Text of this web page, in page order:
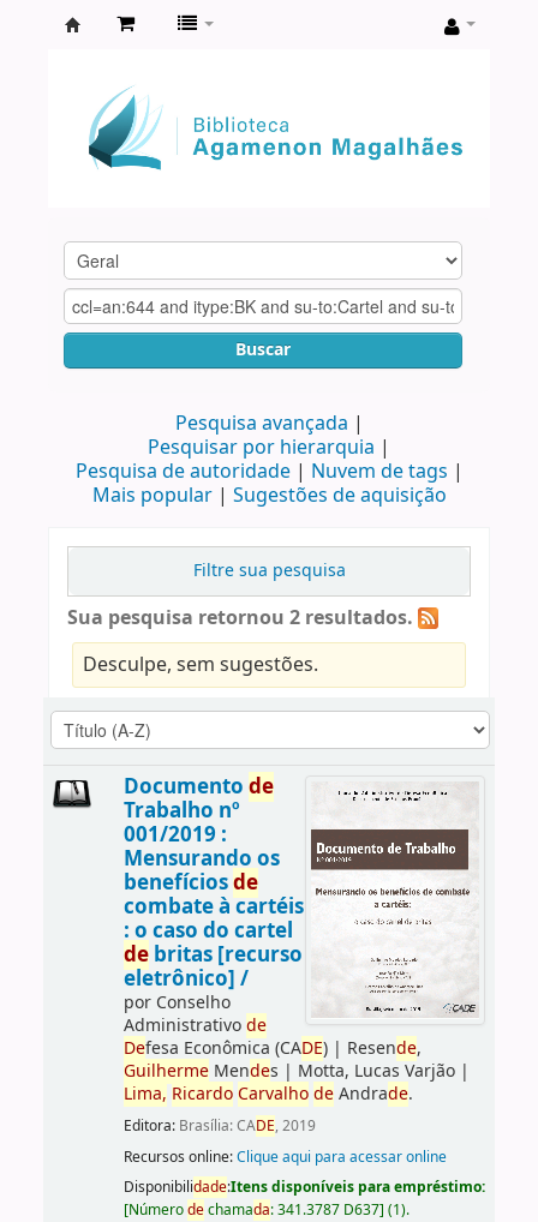
Agamenon
Magalhães
Buscar
Pesquisa avançada
Pesquisar por hierarquia
Pesquisa de autoridade
Nuvem de tags
Mais popular
Sugestões de aquisição
Filtre sua pesquisa
Sua pesquisa retornou 2 resultados.
Desculpe, sem sugestões.
Documento de
Trabalho nº
001/2019 :
Mensurando os
benefíciosde
combate à cartéis
: o caso do cartel
debritas [recurso
eletrônico] /
por Conselho
Administrativode
Defesa Econômica (CADE)| Resende,
GuilhermeMendes | Motta, Lucas Varjão|
Lima, Ricardo Carvalho deAndrade.
Editora: Brasília: CADE, 2019
Recursos online:Clique aqui para acessar online
Disponibilidade:Itens disponíveis para empréstimo:
[Númerodechamada:341.3787 D637] (1).